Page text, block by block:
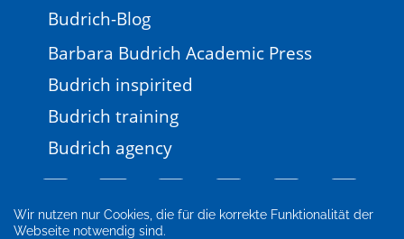
Wir nutzen nur Cookies, die für die korrekte Funktionalität der
Webseite notwendig sind.
Budrich-Blog
Barbara Budrich Academic Press
Budrich inspirited
Budrich training
Budrich agency